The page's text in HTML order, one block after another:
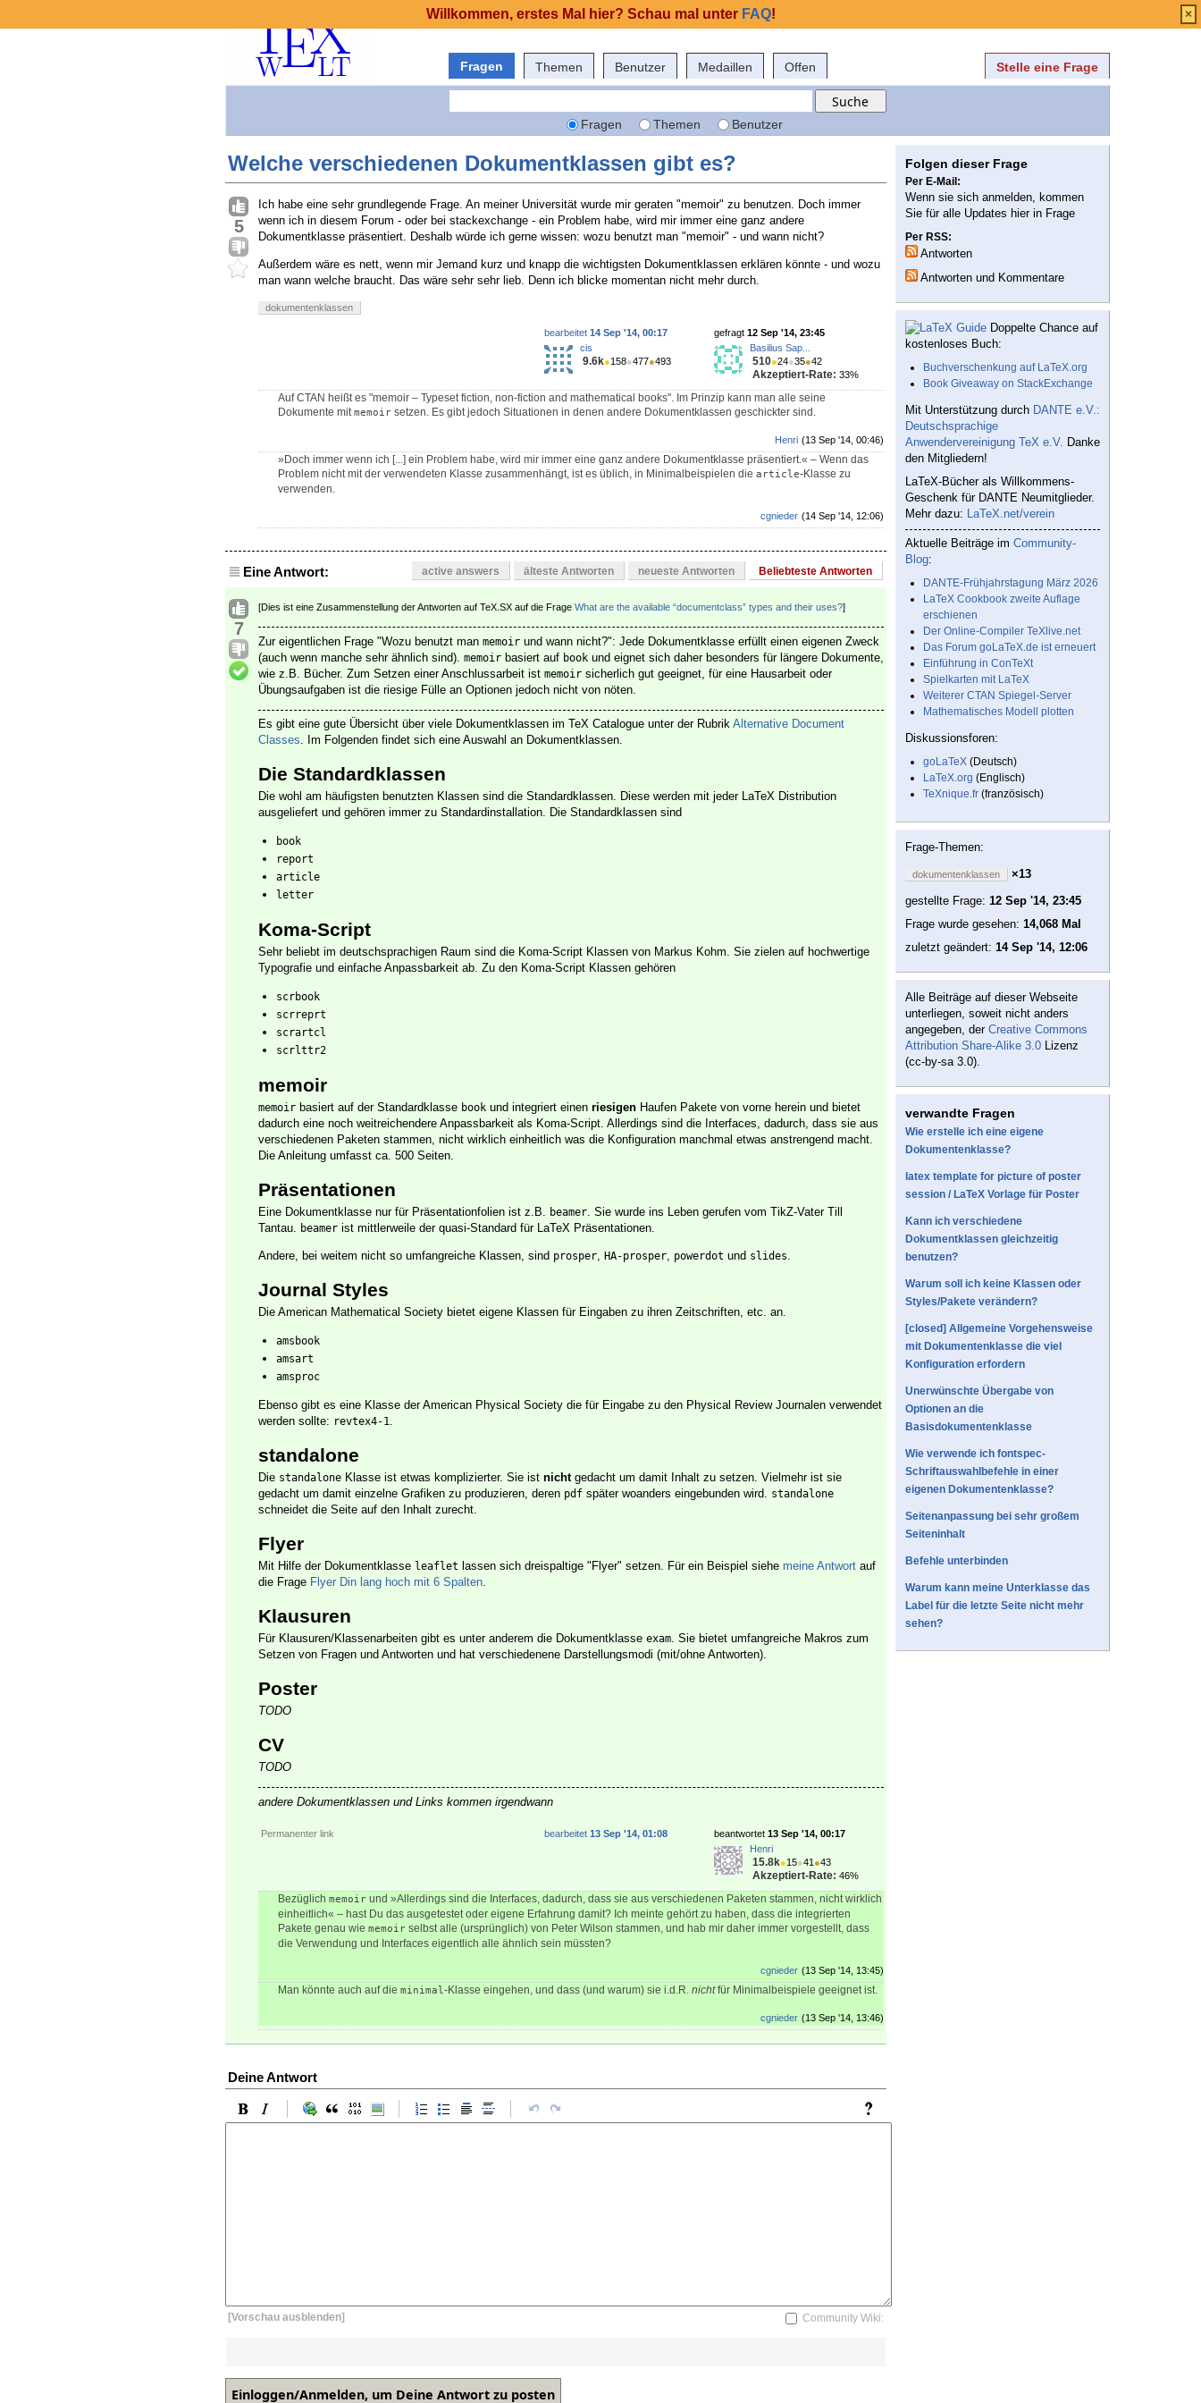
Fragen Themen Benutzer Medaillen Offen Stelle eine Frage
Fragen Themen Benutzer
Welche verschiedenen Dokumentklassen gibt es?
5
Ich habe eine sehr grundlegende Frage. An meiner Universität wurde mir geraten "memoir" zu benutzen. Doch immer
wenn ich in diesem Forum - oder bei stackexchange - ein Problem habe, wird mir immer eine ganz andere
Dokumentklasse präsentiert. Deshalb würde ich gerne wissen: wozu benutzt man "memoir" - und wann nicht?
Außerdem wäre es nett, wenn mir Jemand kurz und knapp die wichtigsten Dokumentklassen erklären könnte - und wozu
man wann welche braucht. Das wäre sehr sehr lieb. Denn ich blicke momentan nicht mehr durch.
dokumentenklassen
gefragt 12 Sep '14, 23:45
Basilius Sap...
510●24●35●42
Akzeptiert-Rate: 33%
bearbeitet 14 Sep '14, 00:17
cis
9.6k●158●477●493
Auf CTAN heißt es "memoir – Typeset fiction, non-fiction and mathematical books". Im Prinzip kann man alle seine
Dokumente mitmemoir setzen. Es gibt jedoch Situationen in denen andere Dokumentklassen geschickter sind.
(13 Sep '14, 00:46)
Henri
»Doch immer wenn ich [...] ein Problem habe, wird mir immer eine ganz andere Dokumentklasse präsentiert.« – Wenn das
Problem nicht mit der verwendeten Klasse zusammenhängt, ist es üblich, in Minimalbeispielen die article-Klasse zu
verwenden.
(14 Sep '14, 12:06)
cgnieder
Eine Antwort: active answers älteste Antworten neueste Antworten Beliebteste Antworten
7
[Dies ist eine Zusammenstellung der Antworten auf TeX.SX auf die Frage What are the available “documentclass” types and their uses?]
Zur eigentlichen Frage "Wozu benutzt man memoir und wann nicht?": Jede Dokumentklasse erfüllt einen eigenen Zweck
(auch wenn manche sehr ähnlich sind). memoir basiert auf book und eignet sich daher besonders für längere Dokumente,
wie z.B. Bücher. Zum Setzen einer Anschlussarbeit ist memoir sicherlich gut geeignet, für eine Hausarbeit oder
Übungsaufgaben ist die riesige Fülle an Optionen jedoch nicht von nöten.
Es gibt eine gute Übersicht über viele Dokumentklassen im TeX Catalogue unter der Rubrik Alternative Document
Classes. Im Folgenden findet sich eine Auswahl an Dokumentklassen.
Die Standardklassen
Die wohl am häufigsten benutzten Klassen sind die Standardklassen. Diese werden mit jeder LaTeX Distribution
ausgeliefert und gehören immer zu Standardinstallation. Die Standardklassen sind
book
report
article
letter
Koma-Script
Sehr beliebt im deutschsprachigen Raum sind die Koma-Script Klassen von Markus Kohm. Sie zielen auf hochwertige
Typografie und einfache Anpassbarkeit ab. Zu den Koma-Script Klassen gehören
scrbook
scrreprt
scrartcl
scrlttr2
memoir
memoir basiert auf der Standardklasse book und integriert einen riesigen Haufen Pakete von vorne herein und bietet
dadurch eine noch weitreichendere Anpassbarkeit als Koma-Script. Allerdings sind die Interfaces, dadurch, dass sie aus
verschiedenen Paketen stammen, nicht wirklich einheitlich was die Konfiguration manchmal etwas anstrengend macht.
Die Anleitung umfasst ca. 500 Seiten.
Präsentationen
Eine Dokumentklasse nur für Präsentationfolien ist z.B. beamer. Sie wurde ins Leben gerufen vom TikZ-Vater Till
Tantau. beamer ist mittlerweile der quasi-Standard für LaTeX Präsentationen.
Andere, bei weitem nicht so umfangreiche Klassen, sind prosper, HA-prosper, powerdot und slides.
Journal Styles
Die American Mathematical Society bietet eigene Klassen für Eingaben zu ihren Zeitschriften, etc. an.
amsbook
amsart
amsproc
Ebenso gibt es eine Klasse der American Physical Society die für Eingabe zu den Physical Review Journalen verwendet
werden sollte: revtex4-1.
standalone
Die standalone Klasse ist etwas komplizierter. Sie ist nichtgedacht um damit Inhalt zu setzen. Vielmehr ist sie
gedacht um damit einzelne Grafiken zu produzieren, deren pdf später woanders eingebunden wird. standalone
schneidet die Seite auf den Inhalt zurecht.
Flyer
Mit Hilfe der Dokumentklasse leaflet lassen sich dreispaltige "Flyer" setzen. Für ein Beispiel siehe meine Antwort auf
die Frage Flyer Din lang hoch mit 6 Spalten.
Klausuren
Für Klausuren/Klassenarbeiten gibt es unter anderem die Dokumentklasse exam. Sie bietet umfangreiche Makros zum
Setzen von Fragen und Antworten und hat verschiedenene Darstellungsmodi (mit/ohne Antworten).
Poster
TODO
CV
TODO
andere Dokumentklassen und Links kommen irgendwann
Permanenter link beantwortet 13 Sep '14, 00:17
Henri
15.8k●15●41 ●43
Akzeptiert-Rate: 46%
bearbeitet 13 Sep '14, 01:08
Bezüglich memoir und »Allerdings sind die Interfaces, dadurch, dass sie aus verschiedenen Paketen stammen, nicht wirklich
einheitlich« – hast Du das ausgetestet oder eigene Erfahrung damit? Ich meinte gehört zu haben, dass die integrierten
Pakete genau wie memoir selbst alle (ursprünglich) von Peter Wilson stammen, und hab mir daher immer vorgestellt, dass
die Verwendung und Interfaces eigentlich alle ähnlich sein müssten?
(13 Sep '14, 13:45)
cgnieder
Man könnte auch auf die minimal-Klasse eingehen, und dass (und warum) sie i.d.R. nichtfür Minimalbeispiele geeignet ist.
(13 Sep '14, 13:46)
cgnieder
Deine Antwort
[Vorschau ausblenden] Community Wiki:
Folgen dieser Frage
Per E-Mail:
Wenn sie sich anmelden, kommen
Sie für alle Updates hier in Frage
Per RSS:
Antworten
Antworten und Kommentare
Doppelte Chance auf
kostenloses Buch:
Buchverschenkung auf LaTeX.org
Book Giveaway on StackExchange
Mit Unterstützung durch DANTE e.V.:
Deutschsprachige
Anwendervereinigung TeX e.V. Danke
den Mitgliedern!
LaTeX-Bücher als Willkommens-
Geschenk für DANTE Neumitglieder.
Mehr dazu: LaTeX.net/verein
Aktuelle Beiträge im Community-
Blog:
DANTE-Frühjahrstagung März 2026
LaTeX Cookbook zweite Auflage
erschienen
Der Online-Compiler TeXlive.net
Das Forum goLaTeX.de ist erneuert
Einführung in ConTeXt
Spielkarten mit LaTeX
Weiterer CTAN Spiegel-Server
Mathematisches Modell plotten
Diskussionsforen:
goLaTeX (Deutsch)
LaTeX.org (Englisch)
TeXnique.fr (französisch)
Frage-Themen:
dokumentenklassen
×13
gestellte Frage: 12 Sep '14, 23:45
Frage wurde gesehen: 14,068 Mal
zuletzt geändert: 14 Sep '14, 12:06
Alle Beiträge auf dieser Webseite
unterliegen, soweit nicht anders
angegeben, der Creative Commons
Attribution Share-Alike 3.0 Lizenz
(cc-by-sa 3.0).
verwandte Fragen
Wie erstelle ich eine eigene
Dokumentenklasse?
latex template for picture of poster
session / LaTeX Vorlage für Poster
Kann ich verschiedene
Dokumentklassen gleichzeitig
benutzen?
Warum soll ich keine Klassen oder
Styles/Pakete verändern?
[closed] Allgemeine Vorgehensweise
mit Dokumentenklasse die viel
Konfiguration erfordern
Unerwünschte Übergabe von
Optionen an die
Basisdokumentenklasse
Wie verwende ich fontspec-
Schriftauswahlbefehle in einer
eigenen Dokumentenklasse?
Seitenanpassung bei sehr großem
Seiteninhalt
Befehle unterbinden
Warum kann meine Unterklasse das
Label für die letzte Seite nicht mehr
sehen?
Willkommen, erstes Mal hier? Schau mal unter FAQ! ×